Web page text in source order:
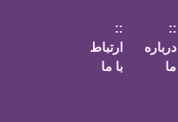
::
درباره
ما
::
ارتباط
با ما